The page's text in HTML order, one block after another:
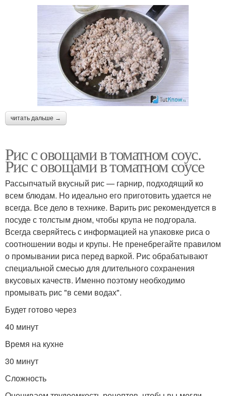
читать дальше →
Рис с овощами в томатном соус.
Рис с овощами в томатном соусе
Рассыпчатый вкусный рис — гарнир, подходящий ко
всем блюдам. Но идеально его приготовить удается не
всегда. Все дело в технике. Варить рис рекомендуется в
посуде с толстым дном, чтобы крупа не подгорала.
Всегда сверяйтесь с информацией на упаковке риса о
соотношении воды и крупы. Не пренебрегайте правилом
о промывании риса перед варкой. Рис обрабатывают
специальной смесью для длительного сохранения
вкусовых качеств. Именно поэтому необходимо
промывать рис "в семи водах".
Будет готово через
40 минут
Время на кухне
30 минут
Сложность